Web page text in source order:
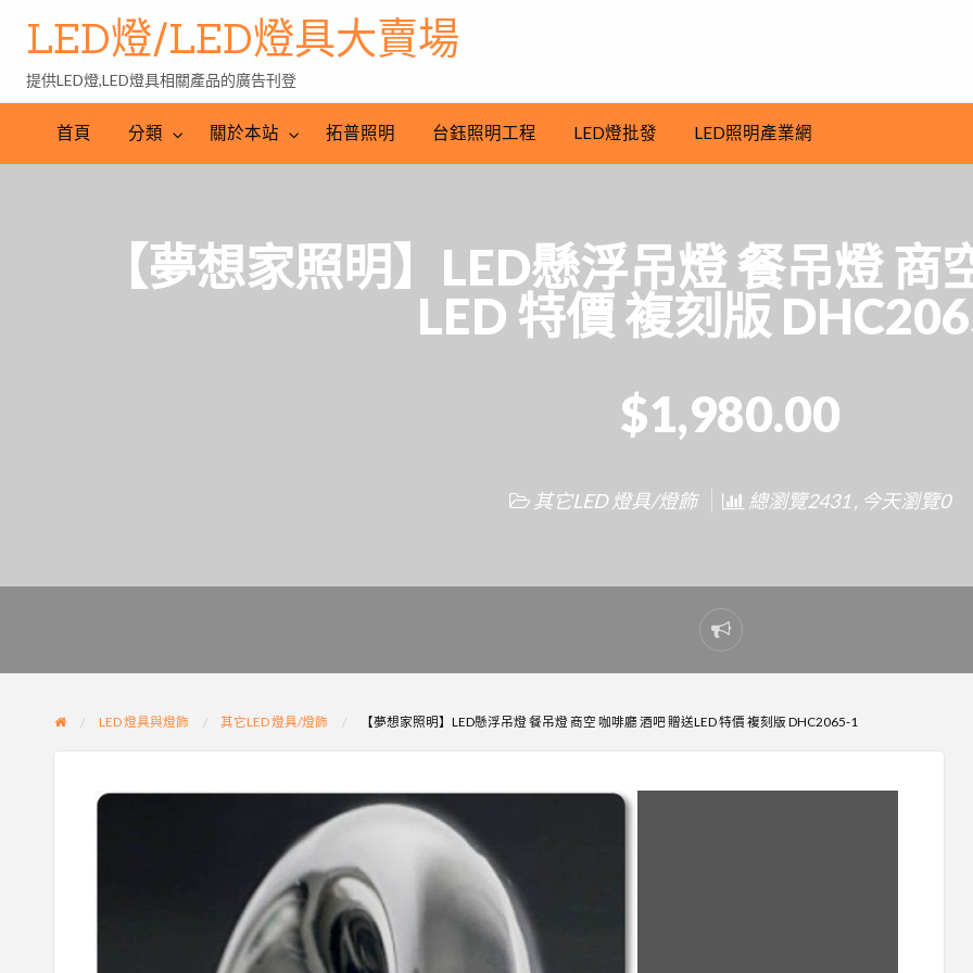
LED
批
LED
照
產
LED燈/LED燈具大賣場
提供LED燈,LED燈具相關產品的廣告刊登
首頁 分類 關於本站 拓普照明 台鈺照明工程 LED燈批發 LED照明產業網
【夢想家照明】LED懸浮吊燈 餐吊燈 商
LED 特價 複刻版
$1,980.00
其它LED 燈具/燈飾 總瀏覽2431 , 今天瀏覽0
Report
problem
LED 燈具與燈飾 其它LED 燈具/燈飾 【夢想家照明】LED懸浮吊燈 餐吊燈 商空 咖啡廳 酒吧 贈送LED 特價 複刻版 DHC2065-1